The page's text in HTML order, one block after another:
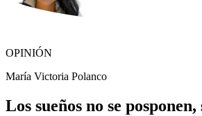
OPINIÓN
María Victoria Polanco
Los sueños no se